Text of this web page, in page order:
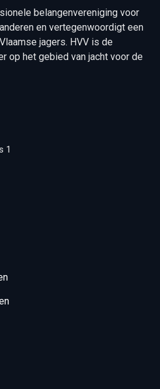
belangenvereniging voor
en vertegenwoordigt een
jagers. HVV is de
op het gebied van jacht voor de
1